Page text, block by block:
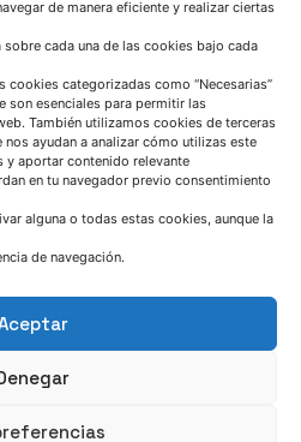
de manera eficiente y realizar ciertas
cada una de las cookies bajo cada
cookies categorizadas como “Necesarias”
son esenciales para permitir las
También utilizamos cookies de terceras
ayudan a analizar cómo utilizas este
y aportar contenido relevante
en tu navegador previo consentimiento
alguna o todas estas cookies, aunque la
de navegación.